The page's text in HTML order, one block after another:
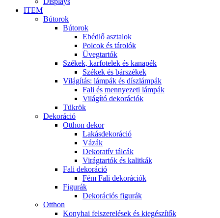
ITEM
Bútorok
Bútorok
Ebédlő asztalok
Polcok és tárolók
Üvegtartók
Székek, karfotelek és kanapék
Székek és bárszékek
Világítás: lámpák és díszlámpák
Fali és mennyezeti lámpák
Világító dekorációk
Tükrök
Dekoráció
Otthon dekor
Lakásdekoráció
Vázák
Dekoratív tálcák
Virágtartók és kalitkák
Fali dekoráció
Fém Fali dekorációk
Figurák
Dekorációs figurák
Otthon
Konyhai felszerelések és kiegészítők